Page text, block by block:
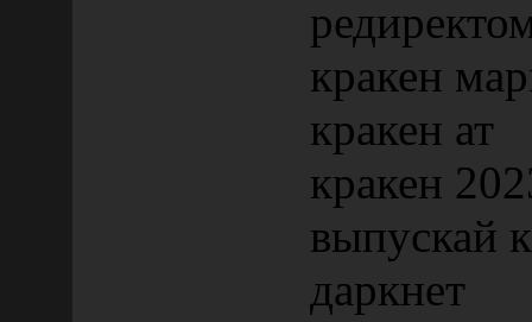
кракен
кракен ат
кракен
выпускай
даркнет